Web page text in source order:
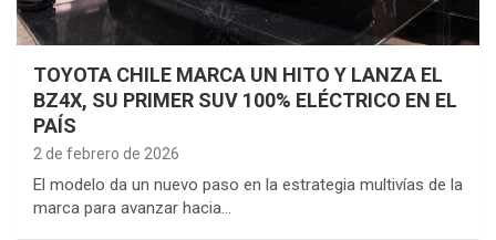
TOYOTA CHILE MARCA UN HITO Y LANZA EL
BZ4X, SU PRIMER SUV 100% ELÉCTRICO EN EL
PAÍS
2 de febrero de 2026
El modelo da un nuevo paso en la estrategia multivías de la
marca para avanzar hacia…